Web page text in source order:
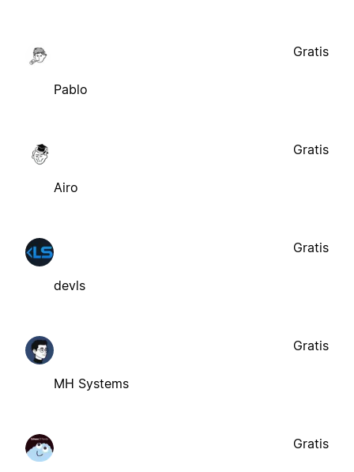
Pablo
Gratis
Airo
Gratis
devls
Gratis
MH Systems
Gratis
Gratis